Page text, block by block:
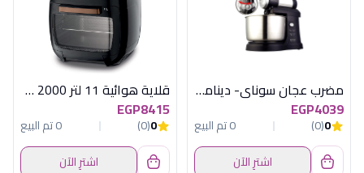
مضرب عجان سوناي- ديناميكى 500 وات، 3 لتر، 5 سرعات- SH-M800
EGP4039
0
(0)
0 تم البيع
اشترِ الآن
قلاية هوائية 11 لتر 2000 وات كينود
EGP8415
0
(0)
0 تم البيع
اشترِ الآن